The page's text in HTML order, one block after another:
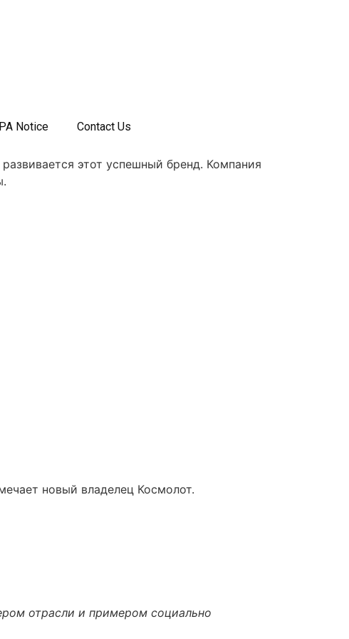
Notice Contact Us
этот успешный бренд. Компания
новый владелец Космолот.
отрасли и примером социально